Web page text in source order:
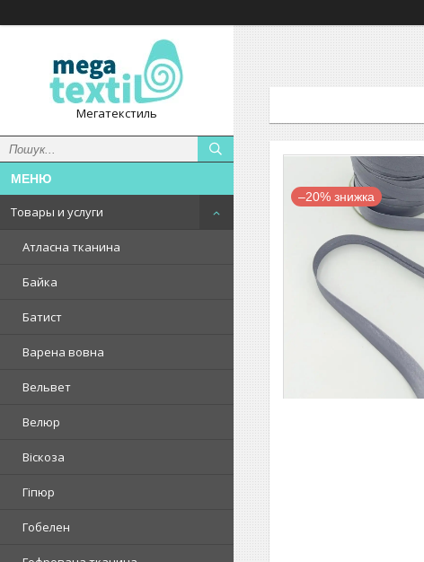
Мегатекстиль
Товары и услуги
Атласна тканина
Байка
Батист
Варена вовна
Вельвет
Велюр
Віскоза
Гіпюр
Гобелен
–20%